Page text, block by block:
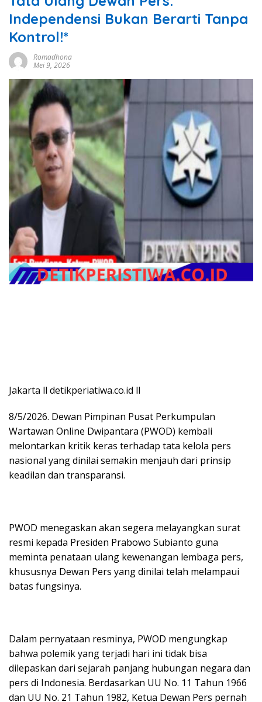
Independensi Bukan Berarti Tanpa
Kontrol!*
Romadhona
Mei 9, 2026
Jakarta ll detikperiatiwa.co.id ll
8/5/2026. Dewan Pimpinan Pusat Perkumpulan
Wartawan Online Dwipantara (PWOD) kembali
melontarkan kritik keras terhadap tata kelola pers
nasional yang dinilai semakin menjauh dari prinsip
keadilan dan transparansi.
PWOD menegaskan akan segera melayangkan surat
resmi kepada Presiden Prabowo Subianto guna
meminta penataan ulang kewenangan lembaga pers,
khususnya Dewan Pers yang dinilai telah melampaui
batas fungsinya.
Dalam pernyataan resminya, PWOD mengungkap
bahwa polemik yang terjadi hari ini tidak bisa
dilepaskan dari sejarah panjang hubungan negara dan
pers di Indonesia. Berdasarkan UU No. 11 Tahun 1966
dan UU No. 21 Tahun 1982, Ketua Dewan Pers pernah